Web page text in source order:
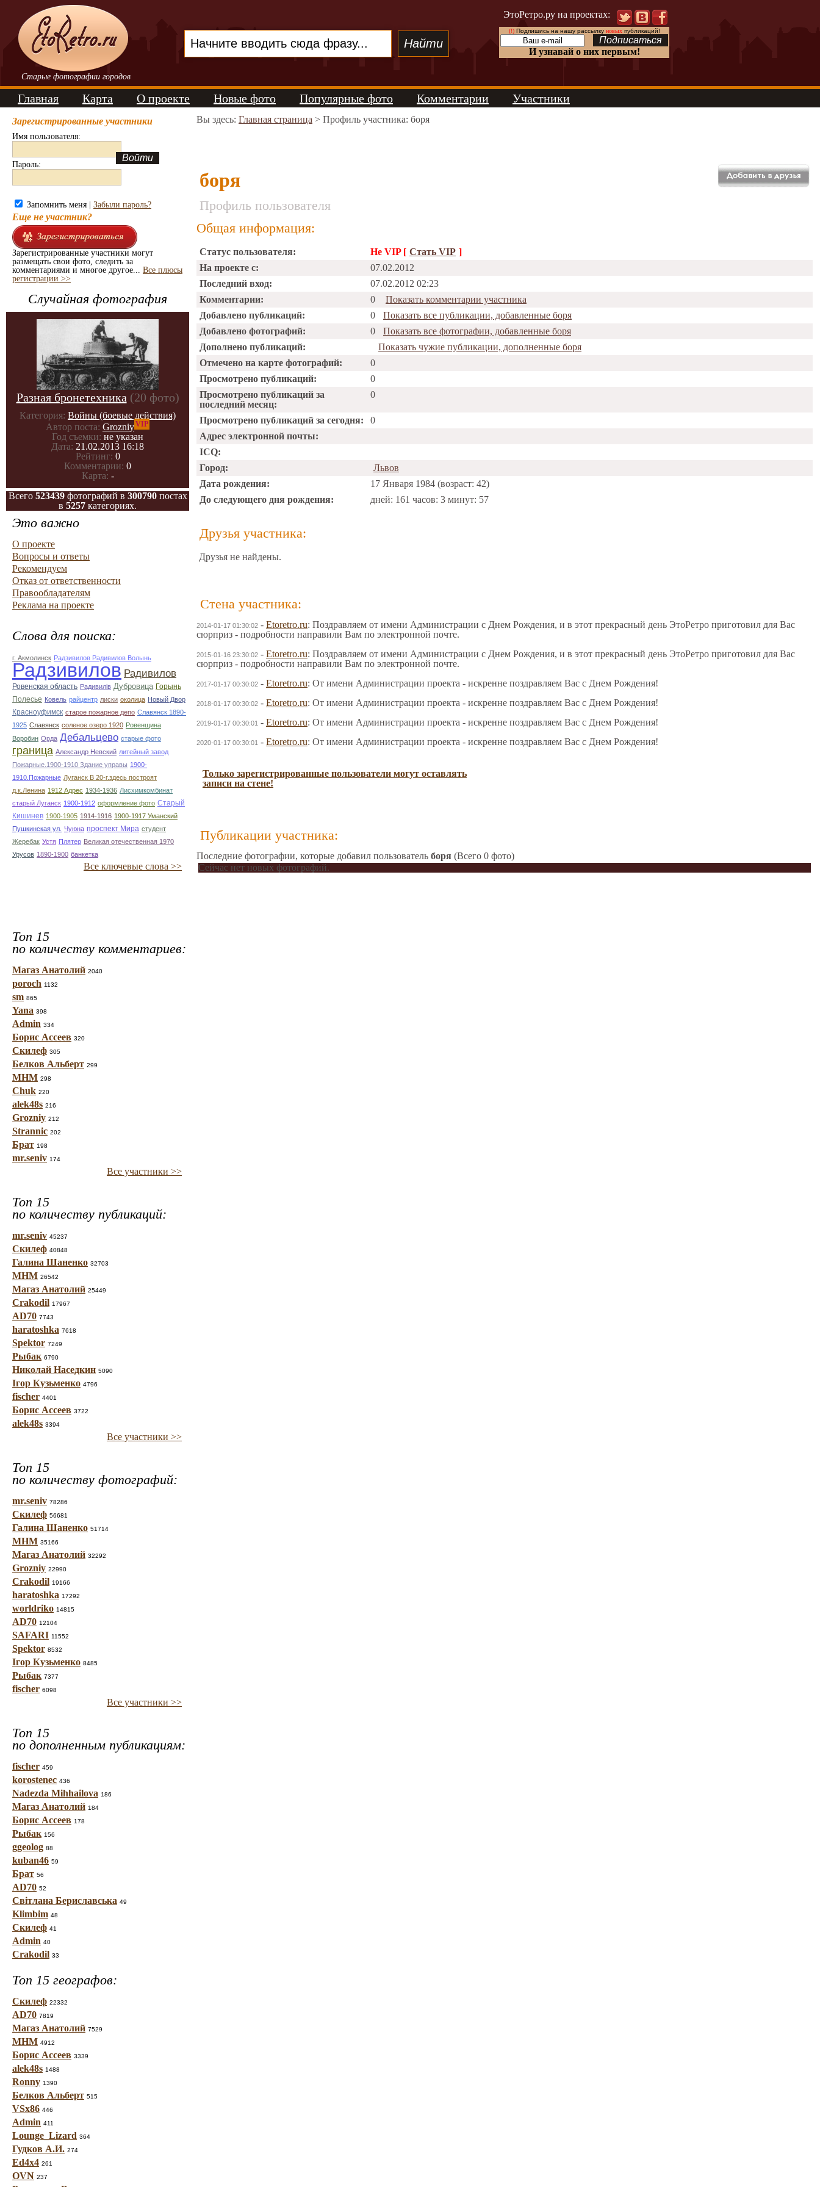
Старые фотографии городов
ЭтоРетро.ру на проектах:
(!)Подпишись на нашу рассылку новыхпубликаций!
И узнавай о них первым!
Главная Карта О проекте Новые фото Популярные фото Комментарии Участники
Зарегистрированные участники
Имя пользователя:
Пароль:
Запомнить меня | Забыли пароль?
Еще не участник?
Зарегистрированные участники могут
размещать свои фото, следить за
комментариями и многое другое... Все плюсы
регистрации >>
Случайная фотография
Разная бронетехника (20 фото)
Категория: Войны (боевые действия)
Автор поста: GrozniyVIP
Год съемки: не указан
Дата: 21.02.2013 16:18
Рейтинг: 0
Комментарии: 0
Карта: -
Всего 523439фотографий в 300790постах
в 5257 категориях.
Это важно
О проекте
Вопросы и ответы
Рекомендуем
Отказ от ответственности
Правообладателям
Реклама на проекте
Слова для поиска:
г. Акмолинск Радзивилов Радивилов Волынь
Радзивилов Радивилов
Ровенская область Радивилiв Дубровица Горынь
Полесье Ковель райцентр лиски околица Новый Двор
Красноуфимск старое пожарное депо Славянск 1890-
1925 Славянск соленое озеро 1920 Ровенщина
Воробин Орда Дебальцево старые фото
граница Александр Невский литейный завод
Пожарные.1900-1910 Здание управы 1900-
1910.Пожарные Луганск В 20-г.здесь построят
д.к.Ленина 1912 Адрес 1934-1936 Лисхимкомбинат
старый Луганск 1900-1912 оформление фото Старый
Кишинев 1900-1905 1914-1916 1900-1917 Уманский
Пушкинская ул. Чуюна проспект Мира студент
Жеребак Устя Плятер Великая отечественная 1970
Урусов 1890-1900 банкетка
Все ключевые слова >>
Топ 15
по количеству комментариев:
Магаз Анатолий 2040
poroch 1132
sm 865
Yana 398
Admin 334
Борис Ассеев 320
Скилеф 305
Белков Альберт 299
МНМ 298
Chuk 220
alek48s 216
Grozniy 212
Strannic 202
Брат 198
mr.seniv 174
Все участники >>
Топ 15
по количеству публикаций:
mr.seniv 45237
Скилеф 40848
Галина Шаненко 32703
МНМ 26542
Магаз Анатолий 25449
Crakodil 17967
AD70 7743
haratoshka 7618
Spektor 7249
Рыбак 6790
Николай Наседкин 5090
Ігор Кузьменко 4796
fischer 4401
Борис Ассеев 3722
alek48s 3394
Все участники >>
Топ 15
по количеству фотографий:
mr.seniv 78286
Скилеф 56681
Галина Шаненко 51714
МНМ 35166
Магаз Анатолий 32292
Grozniy 22990
Crakodil 19166
haratoshka 17292
worldriko 14815
AD70 12104
SAFARI 11552
Spektor 8532
Ігор Кузьменко 8485
Рыбак 7377
fischer 6098
Все участники >>
Топ 15
по дополненным публикациям:
fischer 459
korostenec 436
Nadezda Mihhailova 186
Магаз Анатолий 184
Борис Ассеев 178
Рыбак 156
ggeolog 88
kuban46 59
Брат 56
AD70 52
Світлана Бериславська 49
Klimbim 48
Скилеф 41
Admin 40
Crakodil 33
Топ 15 географов:
Скилеф 22332
AD70 7819
Магаз Анатолий 7529
МНМ 4912
Борис Ассеев 3339
alek48s 1488
Ronny 1390
Белков Альберт 515
VSx86 446
Admin 411
Lounge_Lizard 364
Гудков А.И. 274
Ed4x4 261
OVN 237
Вы здесь: Главная страница > Профиль участника: боря
боря
Профиль пользователя
Общая информация:
Статус пользователя: Не VIP [ Стать VIP ]
На проекте с:
07.02.2012
Последний вход:
07.02.2012 02:23
Комментарии:
0
Показать комментарии участника
Добавлено публикаций:
0
Показать все публикации, добавленные боря
Добавлено фотографий:
0
Показать все фотографии, добавленные боря
Дополнено публикаций:
Показать чужие публикации, дополненные боря
Отмечено на карте фотографий:
0
Просмотрено публикаций:
0
Просмотрено публикаций за
последний месяц:
0
Просмотрено публикаций за сегодня:
0
Адрес электронной почты:
ICQ:
Город:
Львов
Дата рождения:
17 Января 1984 (возраст: 42)
До следующего дня рождения:
дней: 161 часов: 3 минут: 57
Друзья участника:
Друзья не найдены.
Стена участника:
2014-01-17 01:30:02 - Etoretro.ru: Поздравляем от имени Администрации с Днем Рождения, и в этот прекрасный день ЭтоРетро приготовил для Вас
сюрприз - подробности направили Вам по электронной почте.
2015-01-16 23:30:02 - Etoretro.ru: Поздравляем от имени Администрации с Днем Рождения, и в этот прекрасный день ЭтоРетро приготовил для Вас
сюрприз - подробности направили Вам по электронной почте.
2017-01-17 00:30:02 - Etoretro.ru: От имени Администрации проекта - искренне поздравляем Вас с Днем Рождения!
2018-01-17 00:30:02 - Etoretro.ru: От имени Администрации проекта - искренне поздравляем Вас с Днем Рождения!
2019-01-17 00:30:01 - Etoretro.ru: От имени Администрации проекта - искренне поздравляем Вас с Днем Рождения!
2020-01-17 00:30:01 - Etoretro.ru: От имени Администрации проекта - искренне поздравляем Вас с Днем Рождения!
Только зарегистрированные пользователи могут оставлять
записи на стене!
Публикации участника:
Последние фотографии, которые добавил пользователь боря (Всего 0 фото)
Сейчас нет новых фотографий.